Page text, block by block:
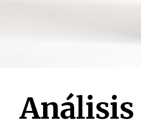
Análisis